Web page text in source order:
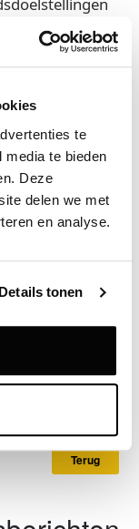
te
te bieden
Deze
delen we met
en analyse.
Details tonen
tot stand
zijn bij dit nieuws.
van
Terug